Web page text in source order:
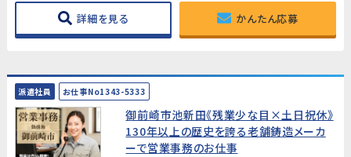
詳細を見る かんたん応募
派遣社員 お仕事No1343-5333
御前崎市池新田《残業少な目×土日祝休》
130年以上の歴史を誇る老舗鋳造メーカ
ーで営業事務のお仕事